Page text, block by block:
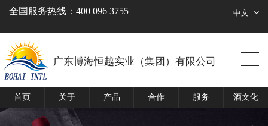
中文
全国服务热线：400 096 3755
广东博海恒越实业（集团）有限公司
首页 关于 产品 合作 服务 酒文化